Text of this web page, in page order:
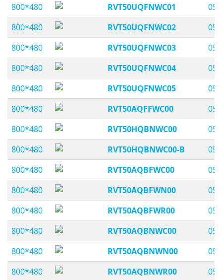
800*480
RVT50UQFNWC01
800*480
RVT50UQFNWC02
800*480
RVT50UQFNWC03
800*480
RVT50UQFNWC04
800*480
RVT50UQFNWC05
800*480
RVT50AQFFWC00
800*480
RVT50HQBNWC00
800*480
RVT50HQBNWC00-B
800*480
RVT50AQBFWC00
800*480
RVT50AQBFWN00
800*480
RVT50AQBFWR00
800*480
RVT50AQBNWC00
800*480
RVT50AQBNWN00
800*480
RVT50AQBNWR00